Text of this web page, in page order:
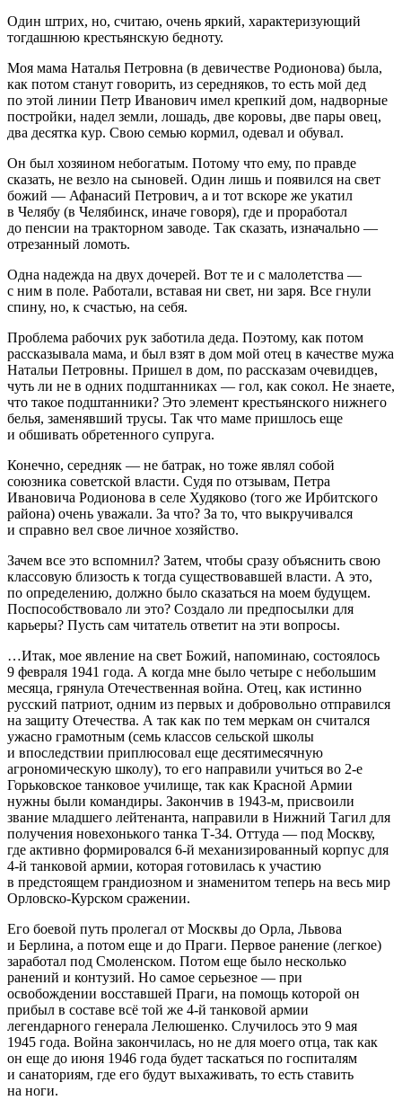
Один штрих, но, считаю, очень яркий, характеризующий
тогдашнюю крестьянскую бедноту.
Моя мама Наталья Петровна (в девичестве Родионова) была,
как потом станут говорить, из середняков, то есть мой дед
по этой линии Петр Иванович имел крепкий дом, надворные
постройки, надел земли, лошадь, две коровы, две пары овец,
два десятка кур. Свою семью кормил, одевал и обувал.
Он был хозяином небогатым. Потому что ему, по правде
сказать, не везло на сыновей. Один лишь и появился на свет
божий — Афанасий Петрович, а и тот вскоре же укатил
в Челябу (в Челябинск, иначе говоря), где и проработал
до пенсии на тракторном заводе. Так сказать, изначально —
отрезанный ломоть.
Одна надежда на двух дочерей. Вот те и с малолетства —
с ним в поле. Работали, вставая ни свет, ни заря. Все гнули
спину, но, к счастью, на себя.
Проблема рабочих рук заботила деда. Поэтому, как потом
рассказывала мама, и был взят в дом мой отец в качестве мужа
Натальи Петровны. Пришел в дом, по рассказам очевидцев,
чуть ли не в одних подштанниках — гол, как сокол. Не знаете,
что такое подштанники? Это элемент крестьянского нижнего
белья, заменявший трусы. Так что маме пришлось еще
и обшивать обретенного супруга.
Конечно, середняк — не батрак, но тоже являл собой
союзника советской власти. Судя по отзывам, Петра
Ивановича Родионова в селе Худяково (того же Ирбитского
района) очень уважали. За что? За то, что выкручивался
и справно вел свое личное хозяйство.
Зачем все это вспомнил? Затем, чтобы сразу объяснить свою
классовую близость к тогда существовавшей власти. А это,
по определению, должно было сказаться на моем будущем.
Поспособствовало ли это? Создало ли предпосылки для
карьеры? Пусть сам читатель ответит на эти вопросы.
…Итак, мое явление на свет Божий, напоминаю, состоялось
9 февраля 1941 года. А когда мне было четыре с небольшим
месяца, грянула Отечественная война. Отец, как истинно
русский патриот, одним из первых и добровольно отправился
на защиту Отечества. А так как по тем меркам он считался
ужасно грамотным (семь классов сельской школы
и впоследствии приплюсовал еще десятимесячную
агрономическую школу), то его направили учиться во 2-е
Горьковское танковое училище, так как Красной Армии
нужны были командиры. Закончив в 1943-м, присвоили
звание младшего лейтенанта, направили в Нижний Тагил для
получения новехонького танка Т-34. Оттуда — под Москву,
где активно формировался 6-й механизированный корпус для
4-й танковой армии, которая готовилась к участию
в предстоящем грандиозном и знаменитом теперь на весь мир
Орловско-Курском сражении.
Его боевой путь пролегал от Москвы до Орла, Львова
и Берлина, а потом еще и до Праги. Первое ранение (легкое)
заработал под Смоленском. Потом еще было несколько
ранений и контузий. Но самое серьезное — при
освобождении восставшей Праги, на помощь которой он
прибыл в составе всё той же 4-й танковой армии
легендарного генерала Лелюшенко. Случилось это 9 мая
1945 года. Война закончилась, но не для моего отца, так как
он еще до июня 1946 года будет таскаться по госпиталям
и санаториям, где его будут выхаживать, то есть ставить
на ноги.